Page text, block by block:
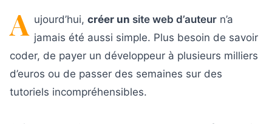
A ujourd’hui, créer un site web d’auteur n’a
jamais été aussi simple. Plus besoin de savoir
coder, de payer un développeur à plusieurs milliers
d’euros ou de passer des semaines sur des
tutoriels incompréhensibles.